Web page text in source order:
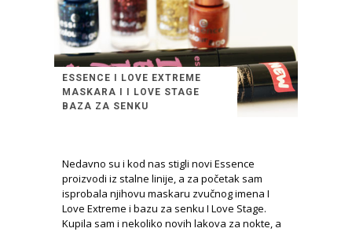
ESSENCE I LOVE EXTREME
MASKARA I I LOVE STAGE
BAZA ZA SENKU
Nedavno su i kod nas stigli novi Essence
proizvodi iz stalne linije, a za početak sam
isprobala njihovu maskaru zvučnog imena I
Love Extreme i bazu za senku I Love Stage.
Kupila sam i nekoliko novih lakova za nokte, a